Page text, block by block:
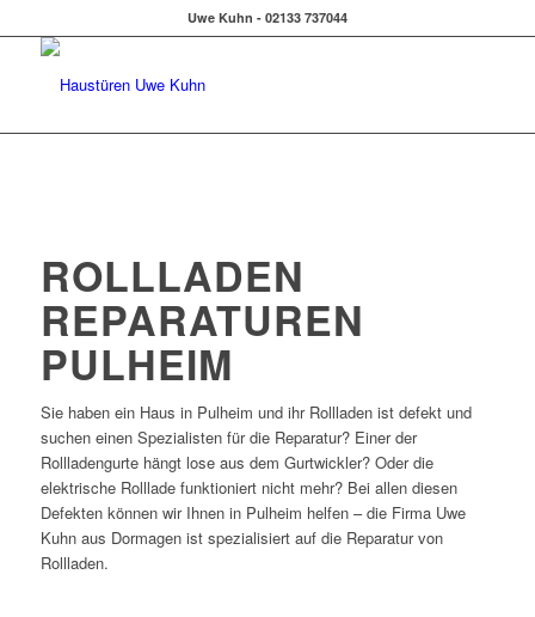
Uwe Kuhn - 02133 737044
ROLLLADEN
REPARATUREN
PULHEIM
Sie haben ein Haus in Pulheim und ihr Rollladen ist defekt und
suchen einen Spezialisten für die Reparatur? Einer der
Rollladengurte hängt lose aus dem Gurtwickler? Oder die
elektrische Rolllade funktioniert nicht mehr? Bei allen diesen
Defekten können wir Ihnen in Pulheim helfen – die Firma Uwe
Kuhn aus Dormagen ist spezialisiert auf die Reparatur von
Rollladen.